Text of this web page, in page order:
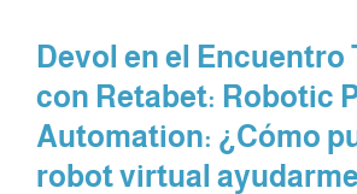
Devol en el Encuentro
con Retabet: Robotic
Automation: ¿Cómo
robot virtual